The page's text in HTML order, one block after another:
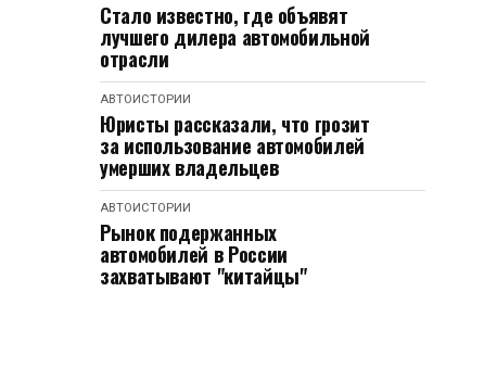
Стало известно, где объявят
лучшего дилера автомобильной
отрасли
АВТОИСТОРИИ
Юристы рассказали, что грозит
за использование автомобилей
умерших владельцев
АВТОИСТОРИИ
Рынок подержанных
автомобилей в России
захватывают "китайцы"